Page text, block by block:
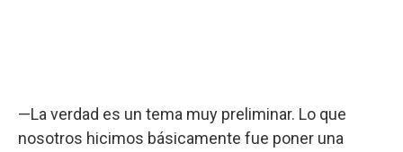
—La verdad es un tema muy preliminar. Lo que
nosotros hicimos básicamente fue poner una